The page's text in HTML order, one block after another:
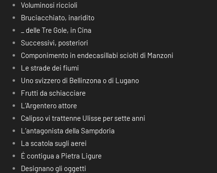
Voluminosi riccioli
Bruciacchiato, inaridito
_ delle Tre Gole, in Cina
Successivi, posteriori
Componimento in endecasillabi sciolti di Manzoni
Le strade dei fiumi
Uno svizzero di Bellinzona o di Lugano
Frutti da schiacciare
L’Argentero attore
Calipso vi trattenne Ulisse per sette anni
L’antagonista della Sampdoria
La scatola sugli aerei
É contigua a Pietra Ligure
Designano gli oggetti